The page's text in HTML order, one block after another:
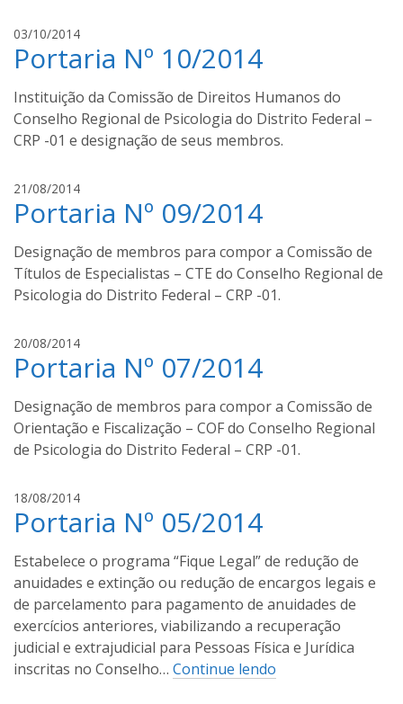
03/10/2014l
u
c
a
s
s
a
t
o
s
Portaria Nº 10/2014
Instituição da Comissão de Direitos Humanos do
Conselho Regional de Psicologia do Distrito Federal –
CRP -01 e designação de seus membros.
21/08/2014l
u
c
a
s
s
a
t
o
s
Portaria Nº 09/2014
Designação de membros para compor a Comissão de
Títulos de Especialistas – CTE do Conselho Regional de
Psicologia do Distrito Federal – CRP -01.
20/08/2014l
u
c
a
s
s
a
t
o
s
Portaria Nº 07/2014
Designação de membros para compor a Comissão de
Orientação e Fiscalização – COF do Conselho Regional
de Psicologia do Distrito Federal – CRP -01.
18/08/2014l
u
c
a
s
s
a
n
t
o
Portaria Nº 05/2014
Estabelece o programa “Fique Legal” de redução de
anuidades e extinção ou redução de encargos legais e
de parcelamento para pagamento de anuidades de
exercícios anteriores, viabilizando a recuperação
judicial e extrajudicial para Pessoas Física e Jurídica
inscritas no Conselho… Continue lendo